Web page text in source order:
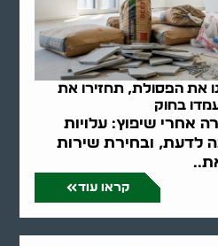
את הפסולת, תחזירו את
בחוק
אחרי שיפוץ: עלויות
לדעת, ובחירת שירות
קראו עוד